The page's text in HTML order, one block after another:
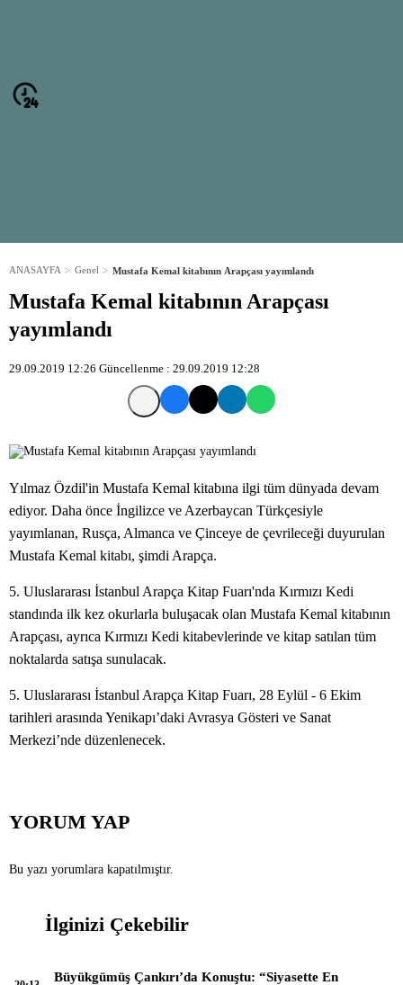
ANASAYFA Genel Mustafa Kemal kitabının Arapçası yayımlandı
Mustafa Kemal kitabının Arapçası
yayımlandı
29.09.2019 12:26 Güncellenme : 29.09.2019 12:28
Yılmaz Özdil'in Mustafa Kemal kitabına ilgi tüm dünyada devam
ediyor. Daha önce İngilizce ve Azerbaycan Türkçesiyle
yayımlanan, Rusça, Almanca ve Çinceye de çevrileceği duyurulan
Mustafa Kemal kitabı, şimdi Arapça.
5. Uluslararası İstanbul Arapça Kitap Fuarı'nda Kırmızı Kedi
standında ilk kez okurlarla buluşacak olan Mustafa Kemal kitabının
Arapçası, ayrıca Kırmızı Kedi kitabevlerinde ve kitap satılan tüm
noktalarda satışa sunulacak.
5. Uluslararası İstanbul Arapça Kitap Fuarı, 28 Eylül - 6 Ekim
tarihleri arasında Yenikapı’daki Avrasya Gösteri ve Sanat
Merkezi’nde düzenlenecek.
YORUM YAP
Bu yazı yorumlara kapatılmıştır.
İlginizi Çekebilir
Büyükgümüş Çankırı’da Konuştu: “Siyasette En